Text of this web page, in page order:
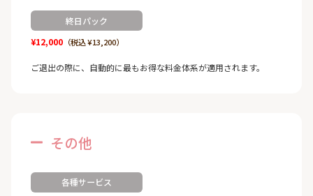
終日パック
¥12,000（税込 ¥13,200）
ご退出の際に、自動的に最もお得な料金体系が適用されます。
その他
各種サービス